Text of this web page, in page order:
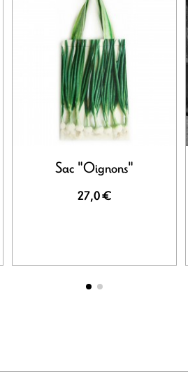
Sac "Oignons"
27,0 €